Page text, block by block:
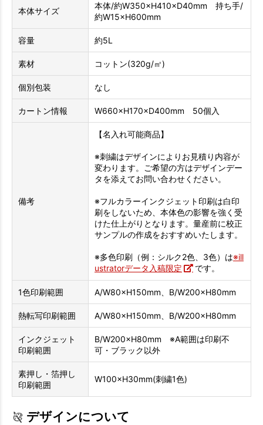
本体サイズ
本体/約W350×H410×D40mm 持ち手/
約W15×H600mm
容量 約5L
素材 コットン(320g/㎡)
個別包装 なし
カートン情報 W660×H170×D400mm 50個入
備考
【名入れ可能商品】
※刺繍はデザインによりお見積り内容が
変わります。ご希望の方はデザインデー
タを添えてお問い合わせください。
※フルカラーインクジェット印刷は白印
刷をしないため、本体色の影響を強く受
けた仕上がりとなります。量産前に校正
サンプルの作成をおすすめいたします。
※多色印刷（例：シルク2色、3色）は※ill
ustratorデータ入稿限定
です。
1色印刷範囲 A/W80×H150mm、B/W200×H80mm
熱転写印刷範囲 A/W80×H150mm、B/W200×H80mm
インクジェット
印刷範囲
B/W200×H80mm ※A範囲は印刷不
可・ブラック以外
素押し・箔押し
印刷範囲
W100×H30mm(刺繍1色)
デザインについて